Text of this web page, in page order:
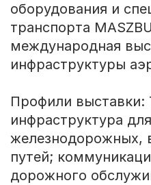
оборудования и
транспорта
международная
инфраструктуры
Профили выставки:
инфраструктура
железнодорожных,
путей;
дорожного